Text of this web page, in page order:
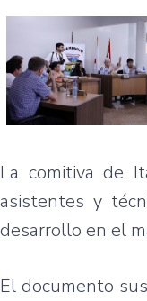
La comitiva de
asistentes y
desarrollo en el
El documento